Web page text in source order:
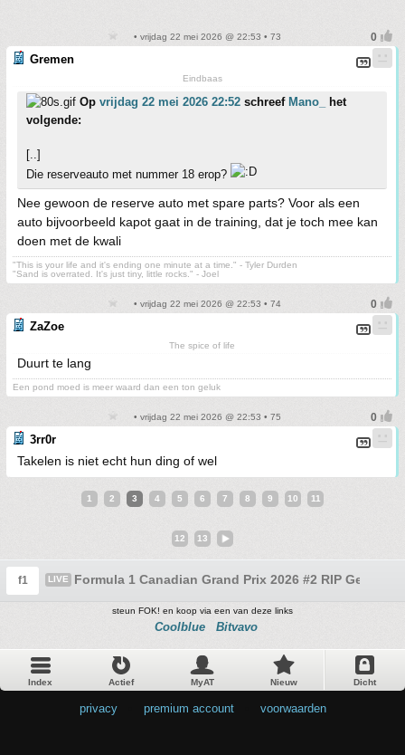
• vrijdag 22 mei 2026 @ 22:53 • 73
Gremen
Eindbaas
Op vrijdag 22 mei 2026 22:52 schreef Mano_
het
volgende:
[..]
Die reserveauto met nummer 18 erop?
Nee gewoon de reserve auto met spare parts? Voor als een
auto bijvoorbeeld kapot gaat in de training, dat je toch mee kan
doen met de kwali
"This is your life and it's ending one minute at a time." - Tyler Durden
"Sand is overrated. It's just tiny, little rocks." - Joel
• vrijdag 22 mei 2026 @ 22:53 • 74
ZaZoe
The spice of life
Duurt te lang
Een pond moed is meer waard dan een ton geluk
• vrijdag 22 mei 2026 @ 22:53 • 75
3rr0r
Takelen is niet echt hun ding of wel
1 2 3 4 5 6 7 8 9 10 11
12 13
f1 LIVE Formula 1 Canadian Grand Prix 2026 #2 RIP Gerrit
steun FOK! en koop via een van deze links
Coolblue Bitvavo
Index Actief MyAT Nieuw Dicht
privacy premium account voorwaarden